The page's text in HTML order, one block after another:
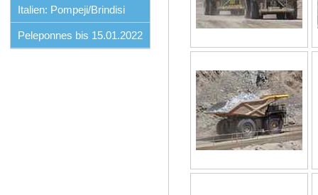
Italien: Pompeji/Brindisi
Peleponnes bis 15.01.2022